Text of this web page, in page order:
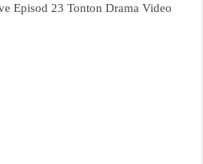
Episod 23 Tonton Drama Video